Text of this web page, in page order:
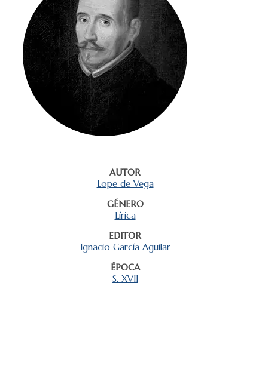
AUTOR
Lope de Vega
GÉNERO
Lírica
EDITOR
Ignacio García Aguilar
ÉPOCA
S. XVII